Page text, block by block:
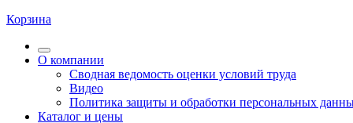
Корзина
О компании
Сводная ведомость оценки условий труда
Видео
Политика защиты и обработки персональных
Каталог и цены